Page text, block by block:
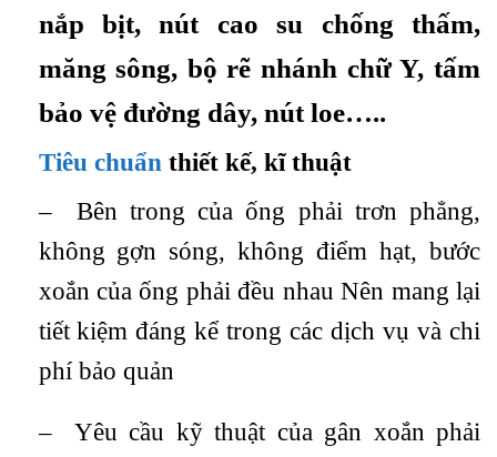
nắp bịt, nút cao su chống thấm,
măng sông, bộ rẽ nhánh chữ Y, tấm
bảo vệ đường dây, nút loe…..
Tiêu chuẩnthiết kế, kĩ thuật
– Bên trong của ống phải trơn phẳng,
không gợn sóng, không điểm hạt, bước
xoắn của ống phải đều nhau Nên mang lại
tiết kiệm đáng kể trong các dịch vụ và chi
phí bảo quản
– Yêu cầu kỹ thuật của gân xoắn phải